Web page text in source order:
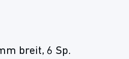
breit, 6 Sp.